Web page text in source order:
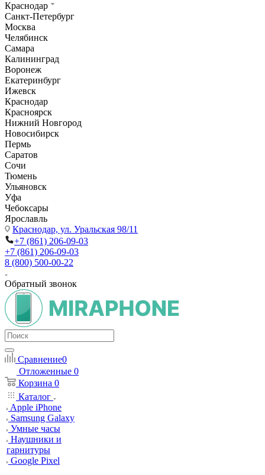
Краснодар
Санкт-Петербург
Москва
Челябинск
Самара
Калининград
Воронеж
Екатеринбург
Ижевск
Краснодар
Красноярск
Нижний Новгород
Новосибирск
Пермь
Саратов
Сочи
Тюмень
Ульяновск
Уфа
Чебоксары
Ярославль
Краснодар, ул. Уральская 98/11
+7 (861) 206-09-03
+7 (861) 206-09-03
8 (800) 500-00-22
Обратный звонок
Сравнение0
Отложенные 0
Корзина 0
Каталог
Apple iPhone
Samsung Galaxy
Умные часы
Наушники и
гарнитуры
Google Pixel